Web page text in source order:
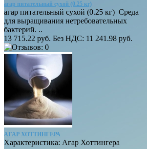
агар питательный сухой (0.25 кг)
агар питательный сухой (0.25 кг) Среда
для выращивания нетребовательных
бактерий. ..
13 715.22 руб. Без НДС: 11 241.98 руб.
АГАР ХОТТИНГЕРА
Характеристика: Агар Хоттингера